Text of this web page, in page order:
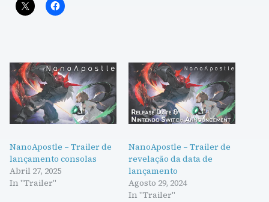
NanoApostle – Trailer de
lançamento consolas
Abril 27, 2025
In "Trailer"
NanoApostle – Trailer de
revelação da data de
lançamento
Agosto 29, 2024
In "Trailer"